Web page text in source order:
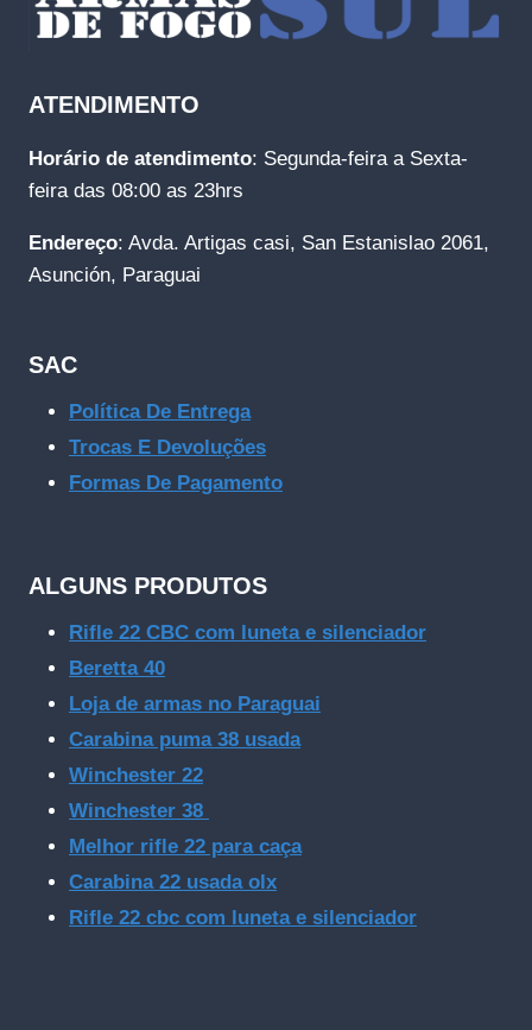
ATENDIMENTO
Horário de atendimento: Segunda-feira a Sexta-
feira das 08:00 as 23hrs
Endereço: Avda. Artigas casi, San Estanislao 2061,
Asunción, Paraguai
SAC
Política De Entrega
Trocas E Devoluções
Formas De Pagamento
ALGUNS PRODUTOS
Rifle 22 CBC com luneta e silenciador
Beretta 40
Loja de armas no Paraguai
Carabina puma 38 usada
Winchester 22
Winchester 38
Melhor rifle 22 para caça
Carabina 22 usada olx
Rifle 22 cbc com luneta e silenciador